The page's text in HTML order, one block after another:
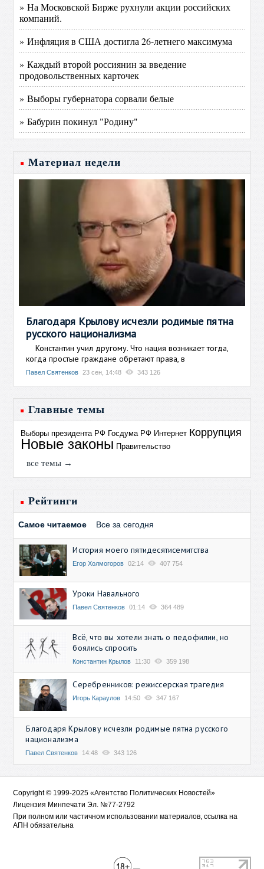
» На Московской Бирже рухнули акции российских
компаний.
» Инфляция в США достигла 26-летнего максимума
» Каждый второй россиянин за введение
продовольственных карточек
» Выборы губернатора сорвали белые
» Бабурин покинул "Родину"
Материал недели
Благодаря Крылову исчезли родимые пятна
русского национализма
Константин учил другому. Что нация возникает тогда,
когда простые граждане обретают права, в
Павел Святенков 23 сен, 14:48 343 126
Главные темы
Выборы президента РФ Госдума РФ Интернет Коррупция
Новые законы Правительство
все темы →
Рейтинги
Самое читаемое Все за сегодня
История моего пятидесятисемитства
Егор Холмогоров 02:14 407 754
Уроки Навального
Павел Святенков 01:14 364 489
Всё, что вы хотели знать о педофилии, но
боялись спросить
Константин Крылов 11:30 359 198
Серебренников: режиссерская трагедия
Игорь Караулов 14:50 347 167
Благодаря Крылову исчезли родимые пятна русского
национализма
Павел Святенков 14:48 343 126
Copyright © 1999-2025 «Агентство Политических Новостей»
Лицензия Минпечати Эл. №77-2792
При полном или частичном использовании материалов, ссылка на
АПН обязательна